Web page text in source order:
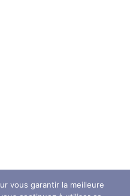
vous garantir la meilleure